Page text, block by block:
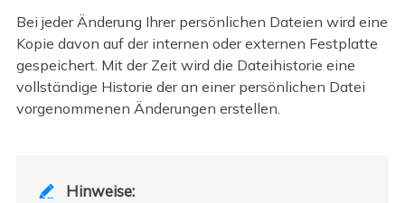
Bei jeder Änderung Ihrer persönlichen Dateien wird eine
Kopie davon auf der internen oder externen Festplatte
gespeichert. Mit der Zeit wird die Dateihistorie eine
vollständige Historie der an einer persönlichen Datei
vorgenommenen Änderungen erstellen.
 Hinweise: